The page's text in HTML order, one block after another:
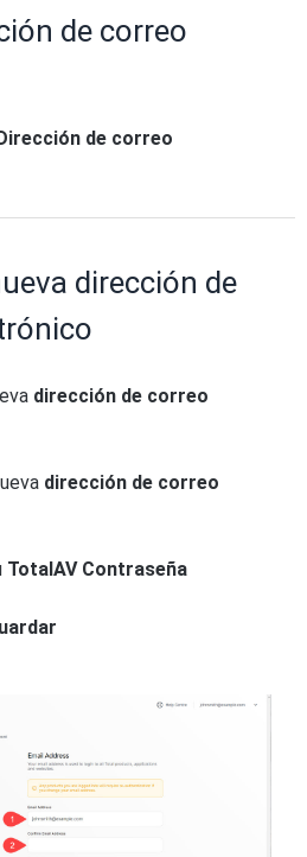
de correo
de correo
dirección de
dirección de correo
dirección de correo
TotalAV Contraseña